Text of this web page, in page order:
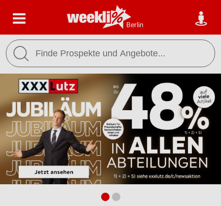
Berlin